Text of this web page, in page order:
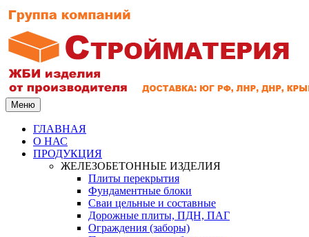
Меню
ГЛАВНАЯ
О НАС
ПРОДУКЦИЯ
ЖЕЛЕЗОБЕТОННЫЕ ИЗДЕЛИЯ
Плиты перекрытия
Фундаментные блоки
Сваи цельные и составные
Дорожные плиты, ПДН, ПАГ
Ограждения (заборы)